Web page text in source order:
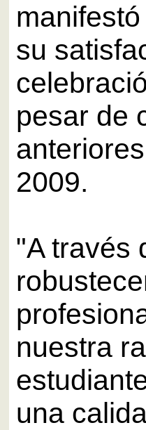
su
pesar de
2009.
"A través
nuestra
una